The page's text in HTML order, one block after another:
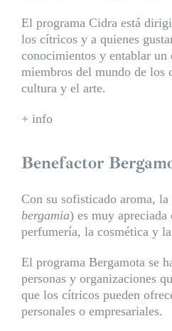
El programa Cidra está
los cítricos y a quienes
conocimientos y entablar un
miembros del mundo de los
cultura y el arte.
+ info
Benefactor
Con su sofisticado aroma,
bergamia) es muy
perfumería, la cosmética y
El programa Bergamota se
personas y organizaciones
que los cítricos pueden
personales o empresariales.